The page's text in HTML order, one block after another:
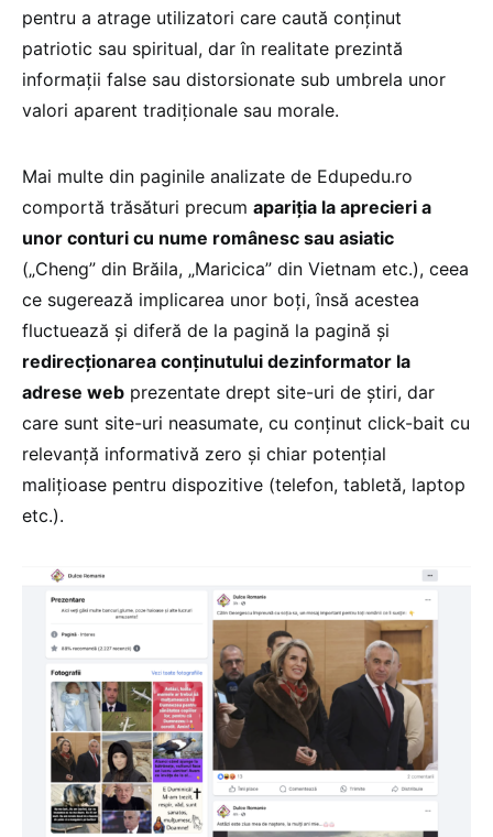
pentru a atrage utilizatori care caută conținut
patriotic sau spiritual, dar în realitate prezintă
informații false sau distorsionate sub umbrela unor
valori aparent tradiționale sau morale.
Mai multe din paginile analizate de Edupedu.ro
comportă trăsături precum apariția la aprecieri a
unor conturi cu nume românesc sau asiatic
(„Cheng” din Brăila, „Maricica” din Vietnam etc.), ceea
ce sugerează implicarea unor boți, însă acestea
fluctuează și diferă de la pagină la pagină și
redirecționarea conținutului dezinformator la
adrese web prezentate drept site-uri de știri, dar
care sunt site-uri neasumate, cu conținut click-bait cu
relevanță informativă zero și chiar potențial
malițioase pentru dispozitive (telefon, tabletă, laptop
etc.).